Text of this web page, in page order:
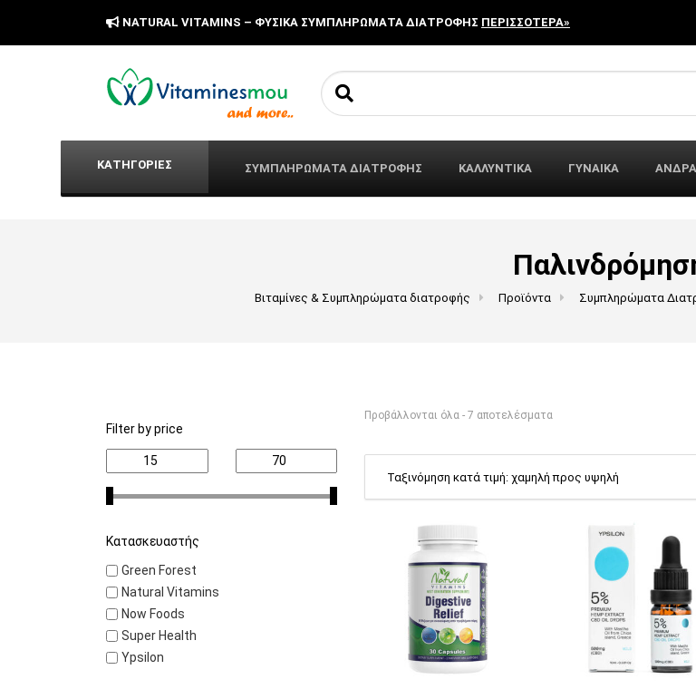
NATURAL VITAMINS – ΦΥΣΙΚΑ ΣΥΜΠΛΗΡΩΜΑΤΑ ΔΙΑΤΡΟΦΗΣ ΠΕΡΙΣΣΟΤΕΡΑ»
Search for:
ΚΑΤΗΓΟΡΙΕΣ ΣΥΜΠΛΗΡΩΜΑΤΑ ΔΙΑΤΡΟΦΗΣ ΚΑΛΛΥΝΤΙΚΑ ΓΥΝΑΙΚΑ
Βιταμίνες & Συμπληρώματα διατροφής Προϊόντα Συμπληρώματα
Προβάλλονται όλα - 7 αποτελέσματα
Αυτό το προϊόν έχει πολλαπλές
Filter by price
Κατασκευαστής
Green Forest
Natural Vitamins
Now Foods
Super Health
Ypsilon